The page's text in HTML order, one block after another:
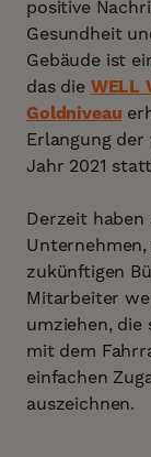
positive
Gesundheit
Gebäude ist
das die WELL
Goldniveau
Erlangung der
Jahr 2021
Derzeit
Unternehmen,
zukünftigen
Mitarbeiter
umziehen,
mit dem
einfachen
auszeichnen.